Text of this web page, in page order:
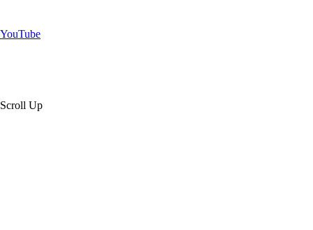
YouTube
Scroll Up